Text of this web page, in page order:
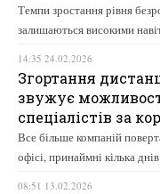
Темпи зростання рівня
залишаються високими
14:35 24.02.2026
Згортання
звужує
спеціалістів за
Все більше компаній
офісі, принаймні кілька
08:51 13.02.2026